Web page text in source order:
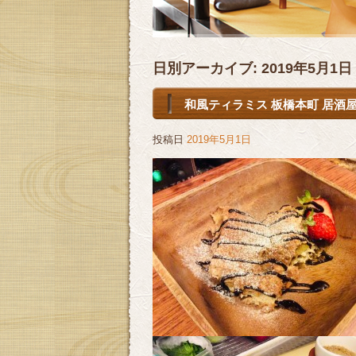
日別アーカイブ: 2019年5月1日
和風ティラミス 板橋本町 居酒
投稿日 2019年5月1日